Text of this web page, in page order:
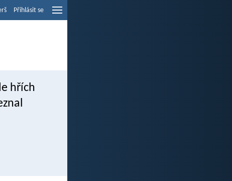
Přihlásit se
hřích